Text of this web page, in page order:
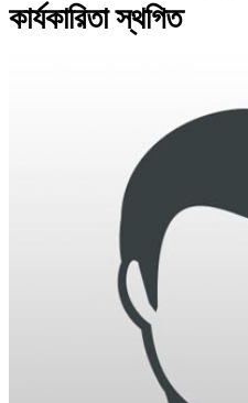
কার্যকারিতা স্থগিত